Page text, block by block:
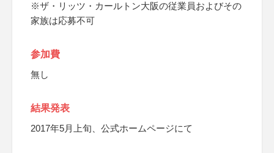
※ザ・リッツ・カールトン大阪の従業員およびその
家族は応募不可
参加費
無し
結果発表
2017年5月上旬、公式ホームページにて